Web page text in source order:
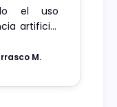
el uso
artificial
M.